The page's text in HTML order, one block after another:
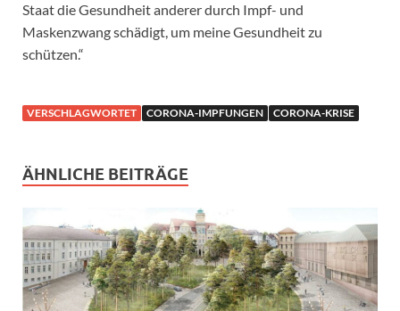
Staat die Gesundheit anderer durch Impf- und
Maskenzwang schädigt, um meine Gesundheit zu
schützen.“
VERSCHLAGWORTET CORONA-IMPFUNGEN CORONA-KRISE
ÄHNLICHE BEITRÄGE